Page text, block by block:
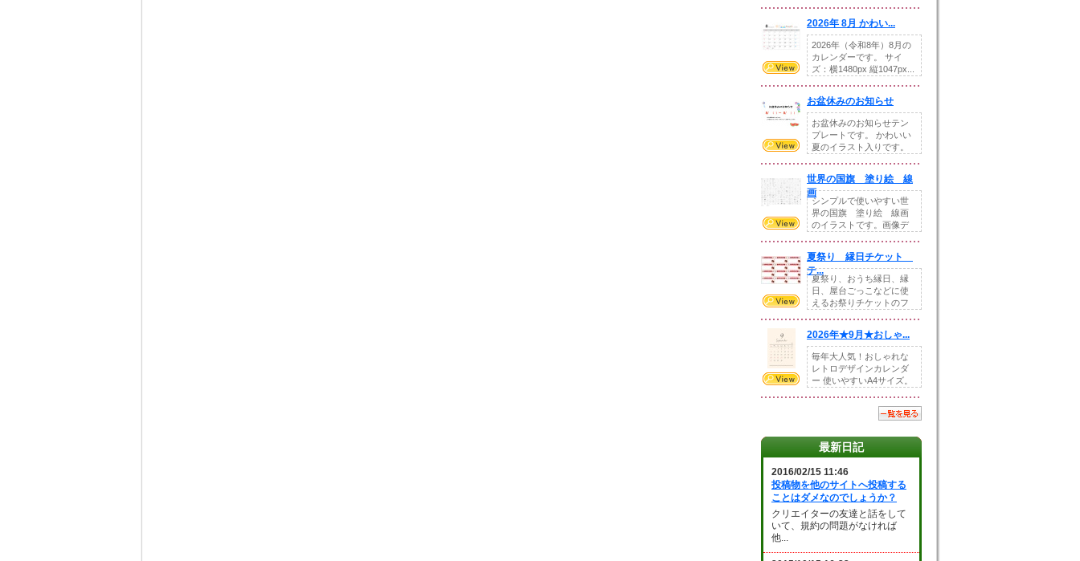
2026年 8月 かわい...
2026年（令和8年）8月の
カレンダーです。 サイ
ズ：横1480px 縦1047px...
お盆休みのお知らせ
お盆休みのお知らせテン
プレートです。 かわいい
夏のイラスト入りです。
世界の国旗 塗り絵 線
画
シンプルで使いやすい世
界の国旗 塗り絵 線画
のイラストです。画像デ
夏祭り 縁日チケット
テ...
夏祭り、おうち縁日、縁
日、屋台ごっこなどに使
えるお祭りチケットのフ
2026年★9月★おしゃ...
毎年大人気！おしゃれな
レトロデザインカレンダ
ー 使いやすいA4サイズ。
最新日記
2016/02/15 11:46
投稿物を他のサイトへ投稿する
ことはダメなのでしょうか？
クリエイターの友達と話をして
いて、規約の問題がなければ
他...